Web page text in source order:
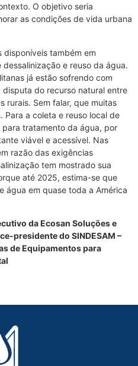
O objetivo seria
as condições de vida urbana
disponíveis também em
e reuso da água.
já estão sofrendo com
do recurso natural entre
rurais. Sem falar, que muitas
a coleta e reuso local de
tratamento da água, por
viável e acessível. Nas
razão das exigências
tem mostrado sua
até 2025, estima-se que
água em quase toda a América
da Ecosan Soluções e
presidente do SINDESAM –
de Equipamentos para